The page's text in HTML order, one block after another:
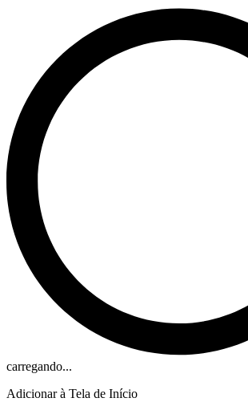
carregando...
Adicionar à Tela de Início